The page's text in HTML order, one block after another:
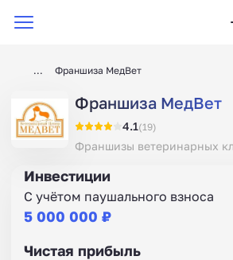
Франшиза МедВет
Франшиза МедВет
4.1(19)
Франшизы ветеринарных
Инвестиции
С учётом паушального взноса
5 000 000 ₽
Чистая прибыль